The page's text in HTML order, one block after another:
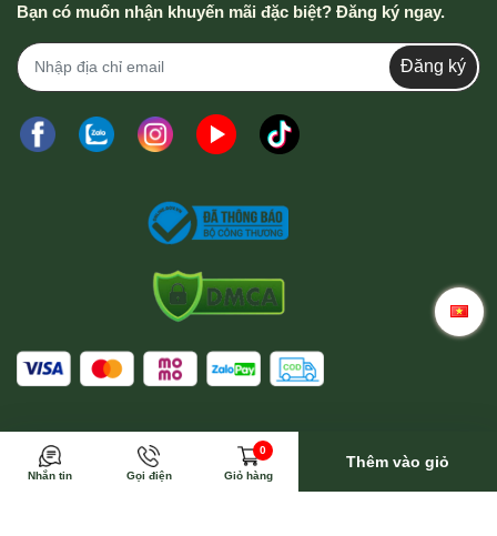
Trong trường hợp này Wina sẽ toàn bộ trả phí vận
chuyển
Bạn có muốn nhận khuyến mãi đặc biệt? Đăng ký ngay.
Đăng ký
Nhắn tin Gọi điện
0
Giỏ hàng
Thêm vào giỏ